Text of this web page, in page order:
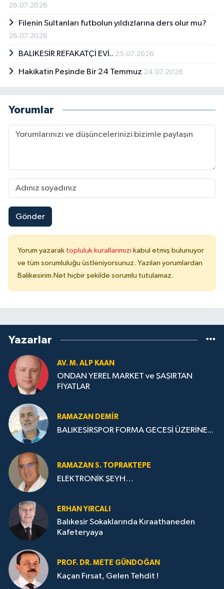
26.07.2026
Filenin Sultanları futbolun yıldızlarına ders olur mu?
26.07.2026
BALIKESİR REFAKATÇİ EVİ.. 25.07.2026
Hakikatin Peşinde Bir 24 Temmuz 24.07.2026
Yorumlar
Gönder
Yorum yazarak topluluk kurallarımızı kabul etmiş bulunuyor
ve tüm sorumluluğu üstleniyorsunuz. Yazılan yorumlardan
Balikesirim.Net hiçbir şekilde sorumlu tutulamaz.
Yazarlar
AV. M. ALP KAAN
ONDAN YEREL MARKET ve ŞAŞIRTAN
FİYATLAR
RAMAZAN DEMİR
BALIKESİRSPOR FORMA GECESİ ÜZERİNE...
RAMAZAN S. TOPRAKTEPE
ELEKTRONİK ŞEYH…
ERHAN YIRCALI
Balıkesir Sokaklarında Kıraathaneden
Kafeteryaya
PROF. DR. METE GÜNDOĞAN
Kaçan Fırsat, Gelen Tehdit !